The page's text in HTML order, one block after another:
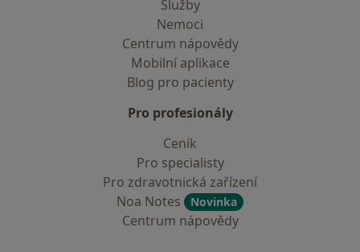
Služby
Nemoci
Centrum nápovědy
Mobilní aplikace
Blog pro pacienty
Pro profesionály
Ceník
Pro specialisty
Pro zdravotnická zařízení
Noa Notes
Novinka
Centrum nápovědy